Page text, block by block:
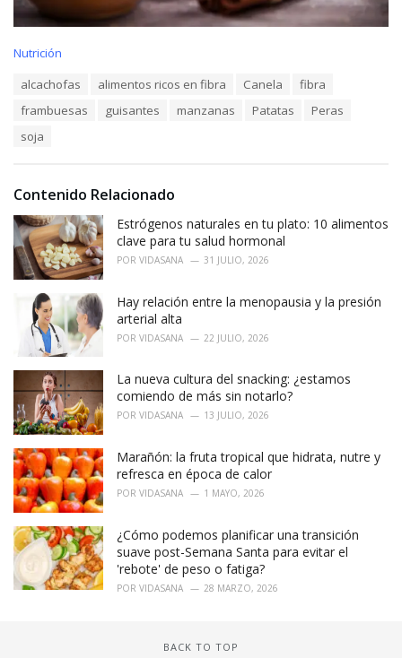
C
s
:
Nutrición
alcachofas alimentos ricos en fibra Canela
fibra
frambuesas
guisantes manzanas Patatas
Peras
soja
Contenido Relacionado
Estrógenos naturales en tu plato: 10 alimentos
clave para tu salud hormonal
POR VIDASANA 31 JULIO, 2026
Hay relación entre la menopausia y la presión
arterial alta
POR VIDASANA 22 JULIO, 2026
La nueva cultura del snacking: ¿estamos
comiendo de más sin notarlo?
POR VIDASANA 13 JULIO, 2026
Marañón: la fruta tropical que hidrata, nutre y
refresca en época de calor
POR VIDASANA 1 MAYO, 2026
¿Cómo podemos planificar una transición
suave post-Semana Santa para evitar el
'rebote' de peso o fatiga?
POR VIDASANA 28 MARZO, 2026
BACK TO TOP